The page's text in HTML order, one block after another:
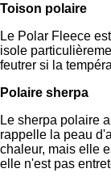
Toison polaire
Le Polar Fleece
isole
feutrer si la
Polaire sherpa
Le sherpa polaire
rappelle la peau
chaleur, mais elle
elle n'est pas